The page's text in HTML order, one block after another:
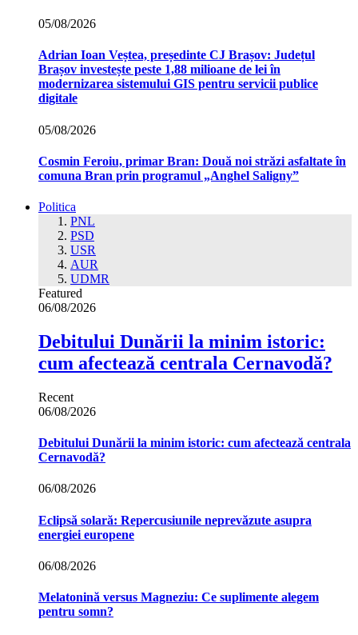
05/08/2026
Adrian Ioan Veștea, președinte CJ Brașov: Județul
Brașov investește peste 1,88 milioane de lei în
modernizarea sistemului GIS pentru servicii publice
digitale
05/08/2026
Cosmin Feroiu, primar Bran: Două noi străzi asfaltate în
comuna Bran prin programul „Anghel Saligny”
Politica
PNL
PSD
USR
AUR
UDMR
Featured
06/08/2026
Debitului Dunării la minim istoric:
cum afectează centrala Cernavodă?
Recent
06/08/2026
Debitului Dunării la minim istoric: cum afectează centrala
Cernavodă?
06/08/2026
Eclipsă solară: Repercusiunile neprevăzute asupra
energiei europene
06/08/2026
Melatonină versus Magneziu: Ce suplimente alegem
pentru somn?